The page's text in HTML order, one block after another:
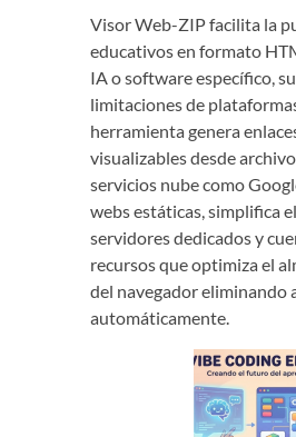
Visor Web-ZIP facilita la
educativos en formato
IA o software específico,
limitaciones de
herramienta genera
visualizables desde
servicios nube como
webs estáticas, simplifica
servidores dedicados y
recursos que optimiza el
del navegador eliminando
automáticamente.